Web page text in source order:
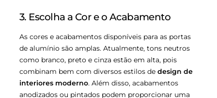
3. Escolha a Cor e o Acabamento
As cores e acabamentos disponíveis para as portas
de alumínio são amplas. Atualmente, tons neutros
como branco, preto e cinza estão em alta, pois
combinam bem com diversos estilos de design de
interiores moderno. Além disso, acabamentos
anodizados ou pintados podem proporcionar uma